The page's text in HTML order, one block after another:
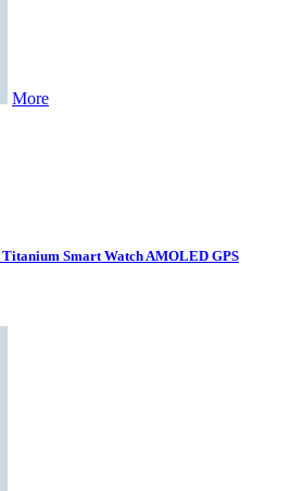
More
Smart Watch AMOLED GPS